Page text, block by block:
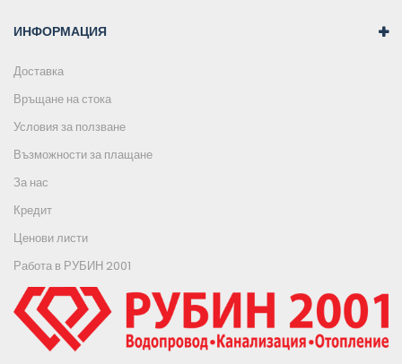
ИНФОРМАЦИЯ
Доставка
Връщане на стока
Условия за ползване
Възможности за плащане
За нас
Кредит
Ценови листи
Работа в РУБИН 2001